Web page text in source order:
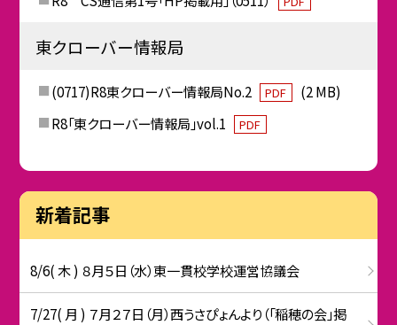
東クローバー情報局
(0717)R8東クローバー情報局No.2 PDF
(2 MB)
R8「東クローバー情報局」vol.1
PDF
新着記事
8/6( 木 ) ８月５日（水）東一貫校学校運営協議会
7/27( 月 ) ７月２７日（月）西うさぴょんより（「稲穂の会」掲